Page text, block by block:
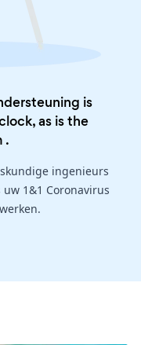
is
as is the
.
ingenieurs
1&1 Coronavirus